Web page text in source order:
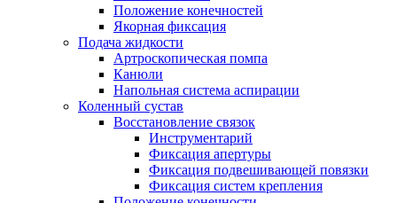
Положение конечностей
Якорная фиксация
Подача жидкости
Артроскопическая помпа
Канюли
Напольная система аспирации
Коленный сустав
Восстановление связок
Инструментарий
Фиксация апертуры
Фиксация подвешивающей повязки
Фиксация систем крепления